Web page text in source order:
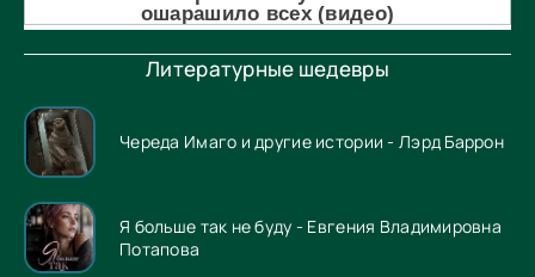
Литературные шедевры
Череда Имаго и другие истории - Лэрд Баррон
Я больше так не буду - Евгения Владимировна
Потапова